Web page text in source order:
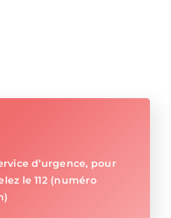
d’urgence, pour
le 112 (numéro